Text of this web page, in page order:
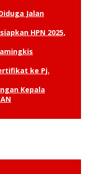
Jalan
HPN 2025,
ke Pj.
Kepala